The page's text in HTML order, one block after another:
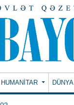
HUMANITAR DÜNYA